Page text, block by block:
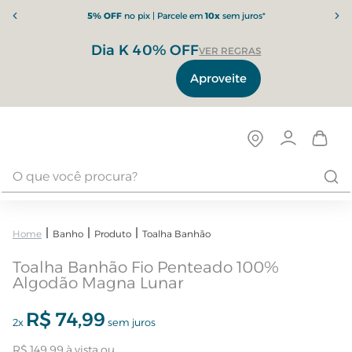
5% OFFno pix | Parcele em10xsem juros*
Dia K 40% OFFVER REGRAS
Aproveite
Banho Produto Toalha Banhão
Toalha Banhão Fio Penteado 100%
Algodão Magna Lunar
2x R$ 74,99 sem juros